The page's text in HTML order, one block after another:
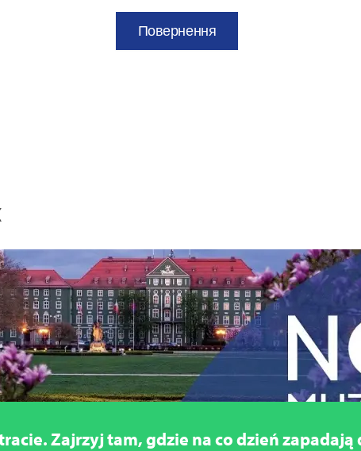
Повернення
Zajrzyj tam, gdzie na co dzień zapadają